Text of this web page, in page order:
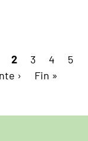
Page
courante
2 Page
3 Page
4
5
›
Dernière
Fin »